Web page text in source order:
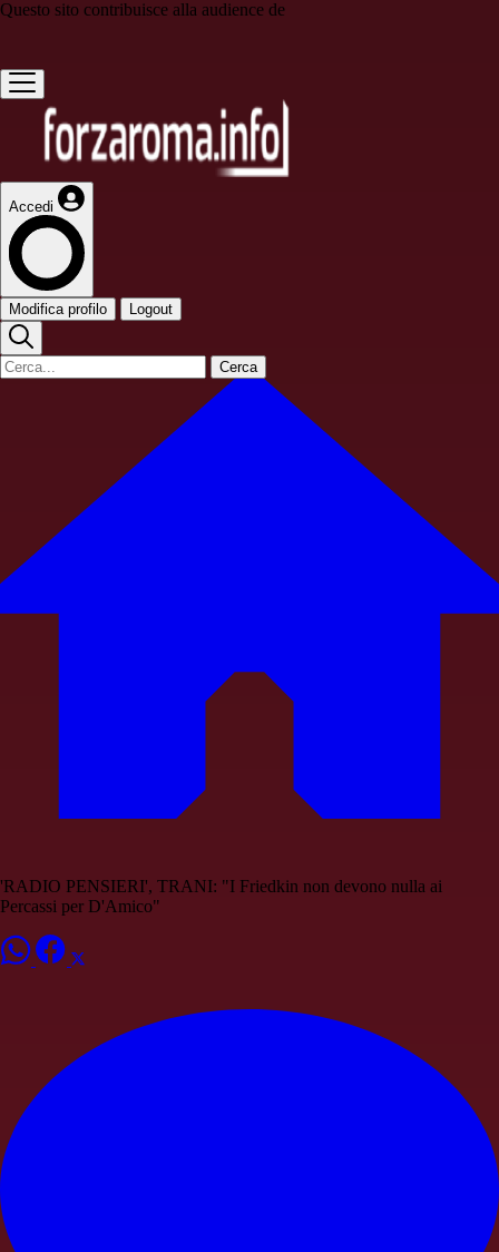
Questo sito contribuisce alla audience de
Accedi
Modifica profilo Logout
Cerca
'RADIO PENSIERI', TRANI: "I Friedkin non devono nulla ai
Percassi per D'Amico"